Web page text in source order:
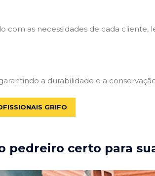
com as necessidades de cada cliente,
a durabilidade e a
GRIFO
pedreiro certo para